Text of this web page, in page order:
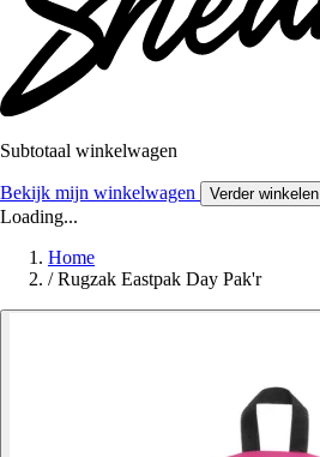
Subtotaal winkelwagen
Bekijk mijn winkelwagen Verder winkelen
Loading...
Home
/ Rugzak Eastpak Day Pak'r